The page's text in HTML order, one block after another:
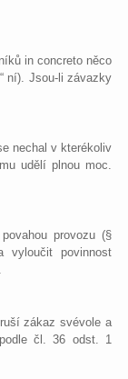
in concreto něco
ní). Jsou-li závazky
nechal v kterékoliv
udělí plnou moc.
provozu (§
vyloučit povinnost
zákaz svévole a
čl. 36 odst. 1